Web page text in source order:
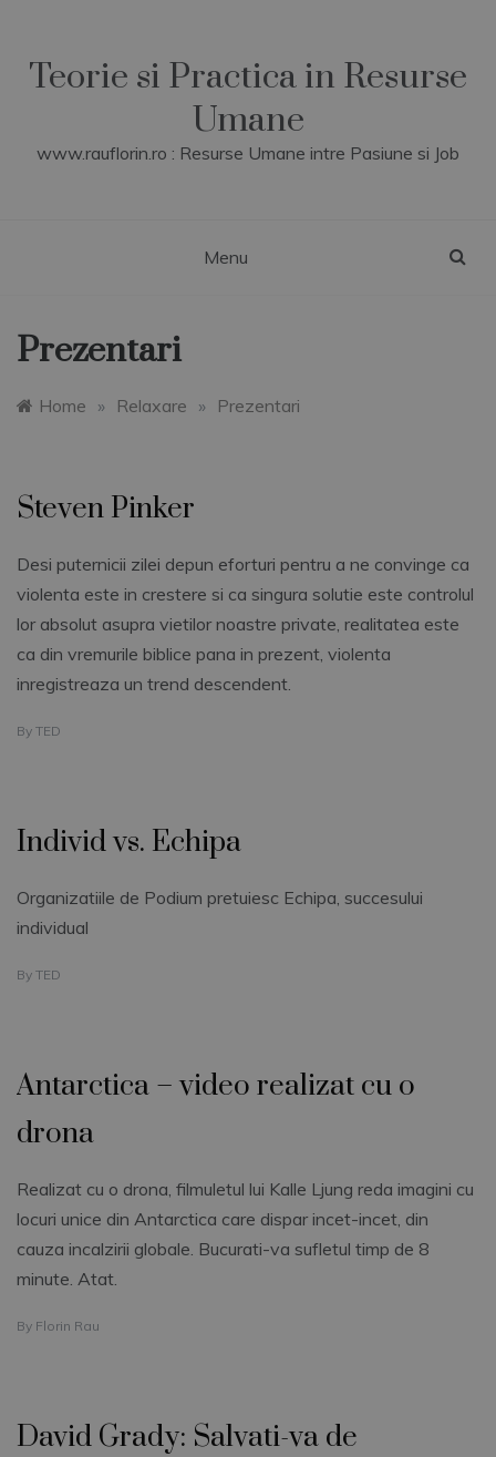
contentTeorie si Practica in Resurse
Umane
www.rauflorin.ro : Resurse Umane intre Pasiune si Job
Menu
Prezentari
Home » Relaxare » Prezentari
Steven Pinker
Desi puternicii zilei depun eforturi pentru a ne convinge ca
violenta este in crestere si ca singura solutie este controlul
lor absolut asupra vietilor noastre private, realitatea este
ca din vremurile biblice pana in prezent, violenta
inregistreaza un trend descendent.
By TED
Individ vs. Echipa
Organizatiile de Podium pretuiesc Echipa, succesului
individual
By TED
Antarctica – video realizat cu o
drona
Realizat cu o drona, filmuletul lui Kalle Ljung reda imagini cu
locuri unice din Antarctica care dispar incet-incet, din
cauza incalzirii globale. Bucurati-va sufletul timp de 8
minute. Atat.
By Florin Rau
David Grady: Salvati-va de